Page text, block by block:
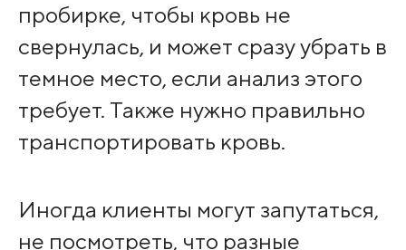
пробирке, чтобы кровь не
свернулась, и может сразу убрать в
темное место, если анализ этого
требует. Также нужно правильно
транспортировать кровь.
Иногда клиенты могут запутаться,
не посмотреть, что разные